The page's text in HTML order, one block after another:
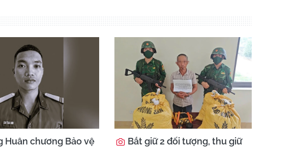
Huân chương Bảo vệ
Bắt giữ 2 đối tượng, thu giữ